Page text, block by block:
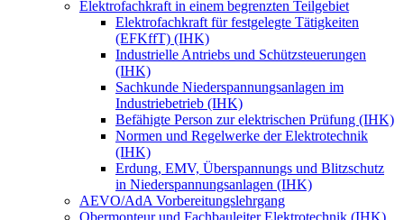
Elektrofachkraft in einem begrenzten Teilgebiet
Elektrofachkraft für festgelegte Tätigkeiten
(EFKffT) (IHK)
Industrielle Antriebs und Schützsteuerungen
(IHK)
Sachkunde Niederspannungsanlagen im
Industriebetrieb (IHK)
Befähigte Person zur elektrischen Prüfung (IHK)
Normen und Regelwerke der Elektrotechnik
(IHK)
Erdung, EMV, Überspannungs und Blitzschutz
in Niederspannungsanlagen (IHK)
AEVO/AdA Vorbereitungslehrgang
Obermonteur und Fachbauleiter Elektrotechnik (IHK)